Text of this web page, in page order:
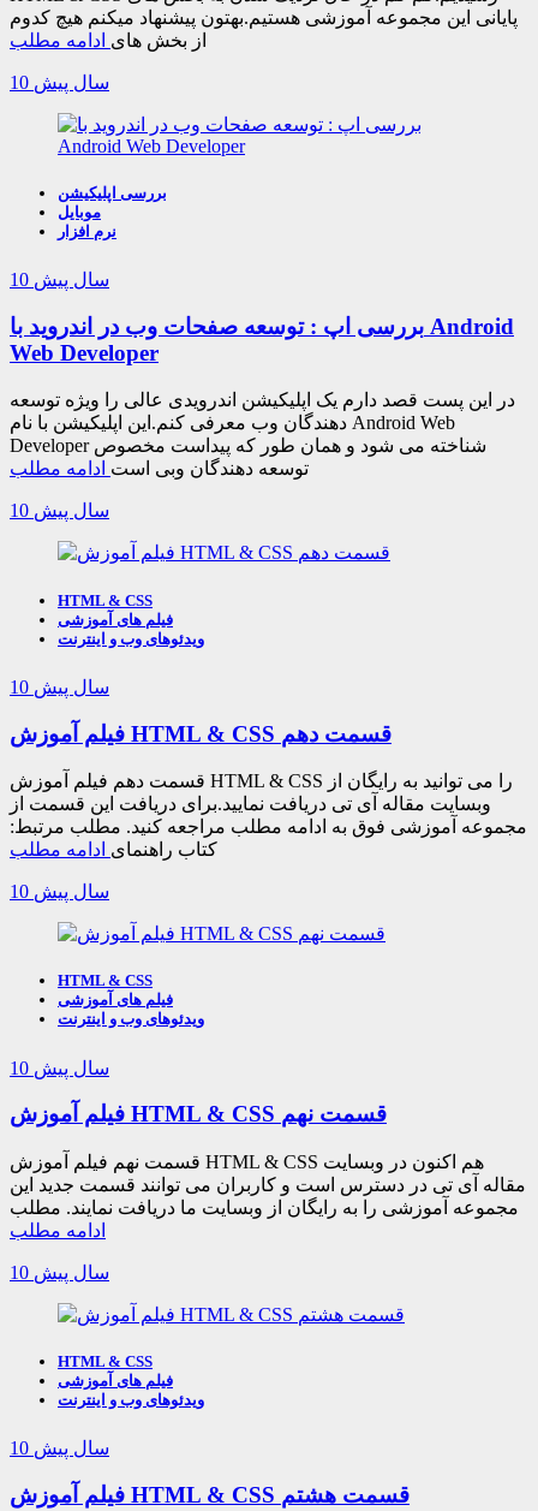
پایانی این مجموعه آموزشی هستیم.بهتون پیشنهاد میکنم هیچ کدوم
از بخش های ادامه مطلب
10 سال پیش
بررسی اپلیکیشن
موبایل
نرم افزار
10 سال پیش
بررسی اپ : توسعه صفحات وب در اندروید با Android
Web Developer
در این پست قصد دارم یک اپلیکیشن اندرویدی عالی را ویژه توسعه
دهندگان وب معرفی کنم.این اپلیکیشن با نام Android Web
Developer شناخته می شود و همان طور که پیداست مخصوص
توسعه دهندگان وبی است ادامه مطلب
10 سال پیش
HTML & CSS
فیلم های آموزشی
ویدئوهای وب و اینترنت
10 سال پیش
فیلم آموزش HTML & CSS قسمت دهم
قسمت دهم فیلم آموزش HTML & CSS را می توانید به رایگان از
وبسایت مقاله آی تی دریافت نمایید.برای دریافت این قسمت از
مجموعه آموزشی فوق به ادامه مطلب مراجعه کنید. مطلب مرتبط:
کتاب راهنمای ادامه مطلب
10 سال پیش
HTML & CSS
فیلم های آموزشی
ویدئوهای وب و اینترنت
10 سال پیش
فیلم آموزش HTML & CSS قسمت نهم
قسمت نهم فیلم آموزش HTML & CSS هم اکنون در وبسایت
مقاله آی تی در دسترس است و کاربران می توانند قسمت جدید این
مجموعه آموزشی را به رایگان از وبسایت ما دریافت نمایند. مطلب
ادامه مطلب
10 سال پیش
HTML & CSS
فیلم های آموزشی
ویدئوهای وب و اینترنت
10 سال پیش
فیلم آموزش HTML & CSS قسمت هشتم